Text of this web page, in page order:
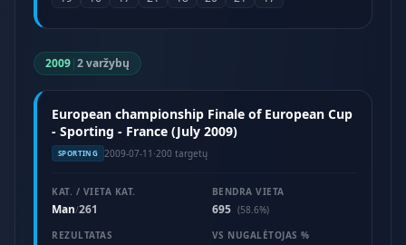
2009|2 varžybų
European championship Finale of European Cup
- Sporting - France (July 2009)
SPORTING 2009-07-11 ·200 targetų
KAT. / VIETA KAT.
Man/261
BENDRA VIETA
695 (58.6%)
REZULTATAS
VS NUGALĖTOJAS %